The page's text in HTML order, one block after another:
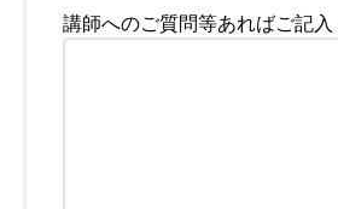
講師へのご質問等あればご記入